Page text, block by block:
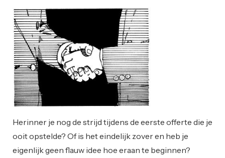
Herinner je nog de strijd tijdens de eerste offerte die je
ooit opstelde? Of is het eindelijk zover en heb je
eigenlijk geen flauw idee hoe eraan te beginnen?